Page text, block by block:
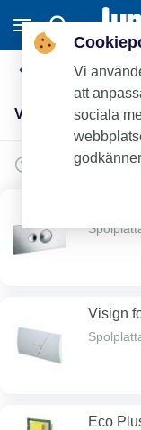
Viega WC-fixtur
Viega WC-fixtur
Visign
Eco
Vi
att
sociala